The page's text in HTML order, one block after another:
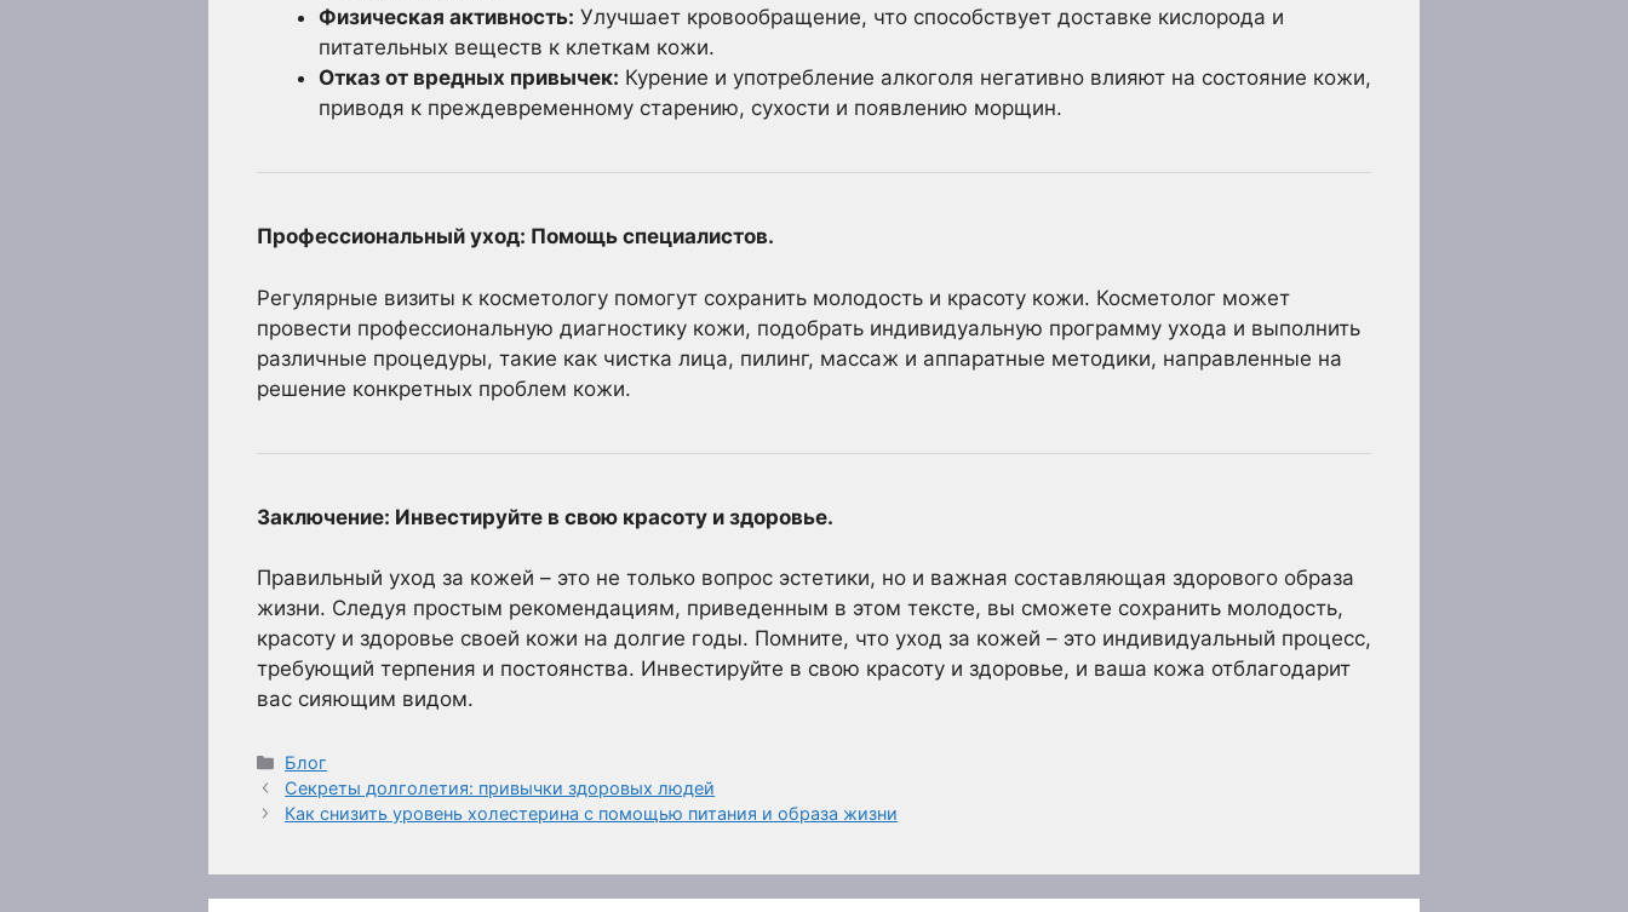
Физическая активность: Улучшает кровообращение, что способствует доставке кислорода и
питательных веществ к клеткам кожи.
Отказ от вредных привычек: Курение и употребление алкоголя негативно влияют на состояние кожи,
приводя к преждевременному старению, сухости и появлению морщин.
Профессиональный уход: Помощь специалистов.
Регулярные визиты к косметологу помогут сохранить молодость и красоту кожи. Косметолог может
провести профессиональную диагностику кожи, подобрать индивидуальную программу ухода и выполнить
различные процедуры, такие как чистка лица, пилинг, массаж и аппаратные методики, направленные на
решение конкретных проблем кожи.
Заключение: Инвестируйте в свою красоту и здоровье.
Правильный уход за кожей – это не только вопрос эстетики, но и важная составляющая здорового образа
жизни. Следуя простым рекомендациям, приведенным в этом тексте, вы сможете сохранить молодость,
красоту и здоровье своей кожи на долгие годы. Помните, что уход за кожей – это индивидуальный процесс,
требующий терпения и постоянства. Инвестируйте в свою красоту и здоровье, и ваша кожа отблагодарит
вас сияющим видом.
Рубрики
Блог
Секреты долголетия: привычки здоровых людей
Как снизить уровень холестерина с помощью питания и образа жизни